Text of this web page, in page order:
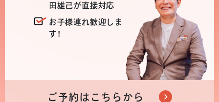
田雄己が直接対応
お子様連れ歓迎しま
す！
ご予約はこちらから